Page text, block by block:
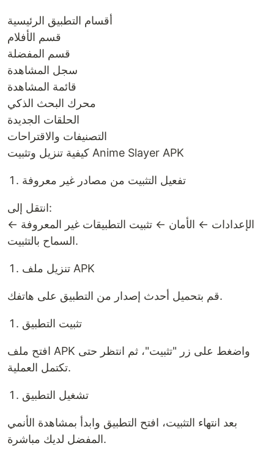
أقسام التطبيق الرئيسية
قسم الأفلام
قسم المفضلة
سجل المشاهدة
قائمة المشاهدة
محرك البحث الذكي
الحلقات الجديدة
التصنيفات والاقتراحات
كيفية تنزيل وتثبيت Anime Slayer APK
تفعيل التثبيت من مصادر غير معروفة
انتقل إلى:
الإعدادات ← الأمان ← تثبيت التطبيقات غير المعروفة ←
السماح بالتثبيت.
تنزيل ملف APK
قم بتحميل أحدث إصدار من التطبيق على هاتفك.
تثبيت التطبيق
افتح ملف APK واضغط على زر "تثبيت"، ثم انتظر حتى
تكتمل العملية.
تشغيل التطبيق
بعد انتهاء التثبيت، افتح التطبيق وابدأ بمشاهدة الأنمي
المفضل لديك مباشرة.